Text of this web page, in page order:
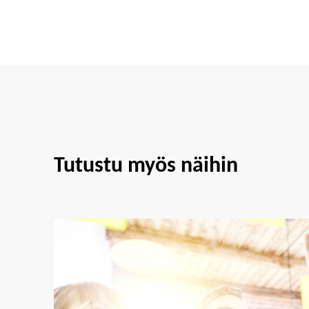
Tutustu myös näihin